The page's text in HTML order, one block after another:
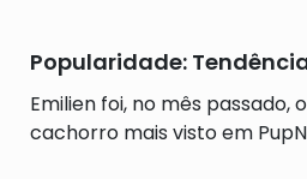
Popularidade:
Emilien foi, no mês passado, o
cachorro mais visto em